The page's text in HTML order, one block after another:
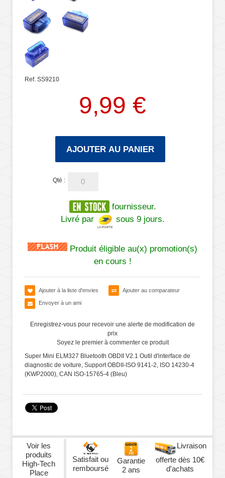
Ref. SS9210
9,99 €
AJOUTER AU PANIER
Qté :
fournisseur.
Livré par
sous 9 jours.
Produit éligible au(x) promotion(s)
en cours !
Ajouter à la liste d'envies Ajouter au comparateur
Envoyer à un ami
Enregistrez-vous pour recevoir une alerte de modification de
prix
Soyez le premier à commenter ce produit
Super Mini ELM327 Bluetooth OBDII V2.1 Outil d'interface de
diagnostic de voiture, Support OBDII-ISO 9141-2, ISO 14230-4
(KWP2000), CAN ISO-15765-4 (Bleu)
Voir les
produits
High-Tech
Place
Satisfait ou
remboursé
Garantie
2 ans
Livraison
offerte dès 10€
d'achats